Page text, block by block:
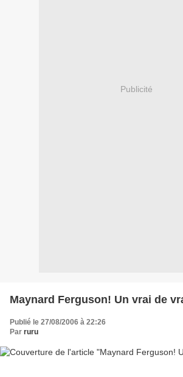
Publicité
Maynard Ferguson! Un vrai de
Publié le 27/08/2006 à 22:26
Par ruru